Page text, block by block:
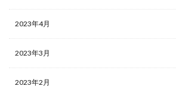
2023年4月
2023年3月
2023年2月